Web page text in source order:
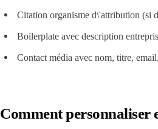
Citation organisme d\'attribution (si
Boilerplate avec description
Contact média avec nom, titre,
Comment personnaliser